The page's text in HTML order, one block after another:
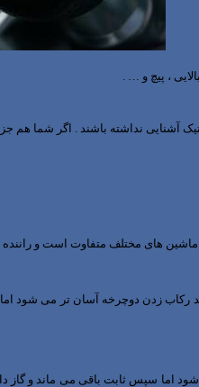
، پیچ و … .
آشنایی نداشته باشند . اگر شما هم
ماشین های مختلف متفاوت است و
رکاب زدن دوچرخه آسان تر می شود
اما سپس ثابت باقی می ماند و گاز